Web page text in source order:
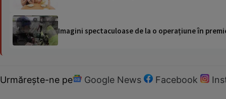
Imagini spectaculoase de la o operațiune în
Urmărește-ne pe Google News Facebook